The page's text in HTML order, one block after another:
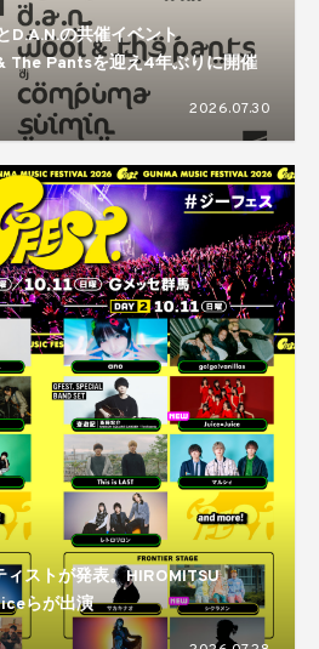
D.A.N.の共催イベント
The Pantsを迎え4年ぶりに開催
2026.07.30
ィストが発表。HIROMITSU
らが出演